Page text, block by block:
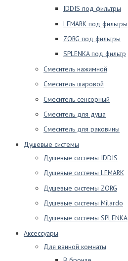
IDDIS под фильтры
LEMARK под фильтры
ZORG под фильтры
SPLENKA под фильтр
Смеситель нажимной
Смеситель шаровой
Смеситель сенсорный
Смеситель для душа
Смеситель для раковины
Душевые системы
Душевые системы IDDIS
Душевые системы LEMARK
Душевые системы ZORG
Душевые системы Milardo
Душевые системы SPLENKA
Аксессуары
Для ванной комнаты